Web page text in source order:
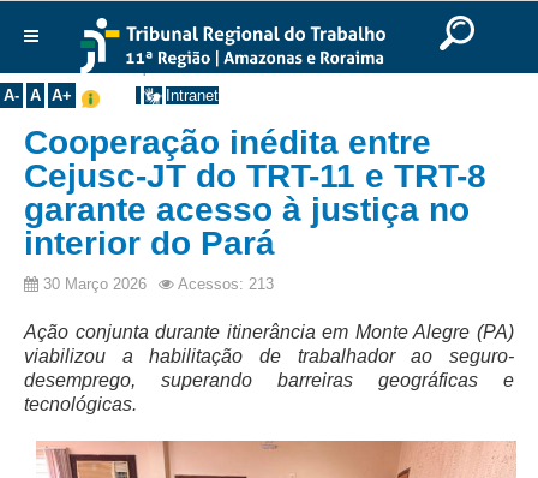
Ir para o rodapé
English
Português Español
A- A A+ Intranet
Institucional
Presidência
Corregedoria
Composição
Desembargadores
Seções Especializadas
Turmas
Varas do Trabalho
Juízes Roraima
Você está aqui:Início >> Notícias
Cooperação inédita entre
Cejusc-JT do TRT-11 e TRT-8
garante acesso à justiça no
interior do Pará
30 Março 2026 Acessos: 213
Ação conjunta durante itinerância em Monte Alegre (PA)
viabilizou a habilitação de trabalhador ao seguro-
desemprego, superando barreiras geográficas e
tecnológicas.